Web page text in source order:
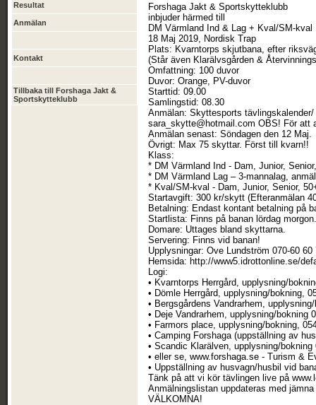
Resultat
Anmälan
Kontakt
Tillbaka till Forshaga Jakt &
Sportskytteklubb
Forshaga Jakt & Sportskytteklubb
inbjuder härmed till
DM Värmland Ind & Lag + Kval/SM-kval
18 Maj 2019, Nordisk Trap
Plats: Kvarntorps skjutbana, efter
(Står även Klarälvsgården &
Omfattning: 100 duvor
Duvor: Orange, PV-duvor
Starttid: 09.00
Samlingstid: 08.30
Anmälan: Skyttesports
sara_skytte@hotmail.com OBS! För att
Anmälan senast: Söndagen den 12 Maj.
Övrigt: Max 75 skyttar. Först till kvarn!!
Klass:
* DM Värmland Ind - Dam, Junior,
* DM Värmland Lag – 3-mannalag,
* Kval/SM-kval - Dam, Junior, Senior,
Startavgift: 300 kr/skytt (Efteranmälan
Betalning: Endast kontant betalning på
Startlista: Finns på banan lördag morgon.
Domare: Uttages bland skyttarna.
Servering: Finns vid banan!
Upplysningar: Ove Lundström 070-60 60
Hemsida: http://www5.idrottonline.se/
Logi:
• Kvarntorps Herrgård, upplysning/
• Dömle Herrgård, upplysning/bokning,
• Bergsgårdens Vandrarhem,
• Deje Vandrarhem, upplysning/bokning
• Farmors place, upplysning/bokning,
• Camping Forshaga (uppställning av
• Scandic Klarälven, upplysning/bokning
• eller se, www.forshaga.se - Turism &
• Uppställning av husvagn/husbil vid
Tänk på att vi kör tävlingen live på
Anmälningslistan uppdateras med
VÄLKOMNA!